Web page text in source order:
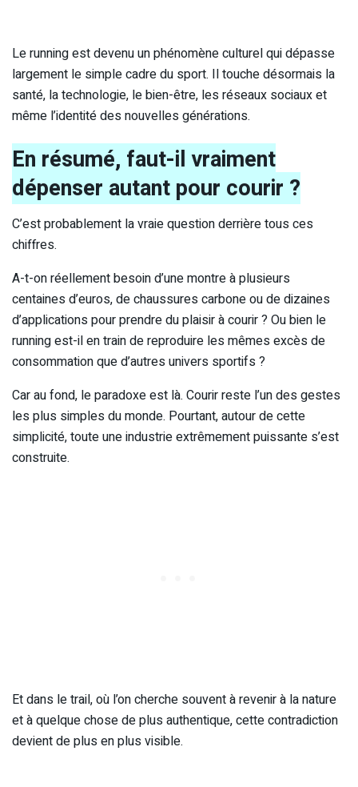
Le running est devenu un phénomène culturel qui dépasse
largement le simple cadre du sport. Il touche désormais la
santé, la technologie, le bien-être, les réseaux sociaux et
même l’identité des nouvelles générations.
En résumé, faut-il vraiment
dépenser autant pour courir ?
C’est probablement la vraie question derrière tous ces
chiffres.
A-t-on réellement besoin d’une montre à plusieurs
centaines d’euros, de chaussures carbone ou de dizaines
d’applications pour prendre du plaisir à courir ? Ou bien le
running est-il en train de reproduire les mêmes excès de
consommation que d’autres univers sportifs ?
Car au fond, le paradoxe est là. Courir reste l’un des gestes
les plus simples du monde. Pourtant, autour de cette
simplicité, toute une industrie extrêmement puissante s’est
construite.
Et dans le trail, où l’on cherche souvent à revenir à la nature
et à quelque chose de plus authentique, cette contradiction
devient de plus en plus visible.